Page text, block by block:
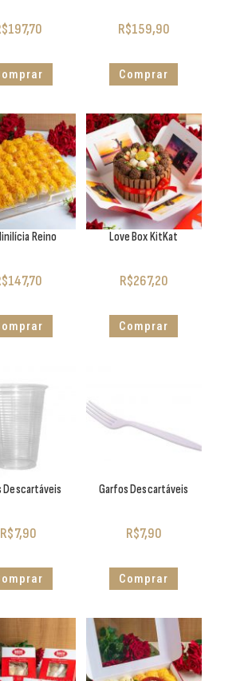
197,70 R$159,90
Comprar
Reino
147,70
Love Box KitKat
R$267,20
Comprar
Descartáveis
R$7,90
Garfos Descartáveis
R$7,90
Comprar